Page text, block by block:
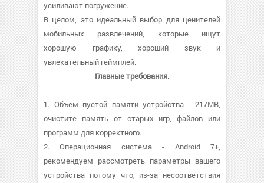
усиливают погружение.
В целом, это идеальный выбор для ценителей
мобильных развлечений, которые ищут
хорошую графику, хороший звук и
увлекательный геймплей.
Главные требования.
1. Объем пустой памяти устройства - 217MB,
очистите память от старых игр, файлов или
программ для корректного.
2. Операционная система - Android 7+,
рекомендуем рассмотреть параметры вашего
устройства потому что, из-за несоответствия